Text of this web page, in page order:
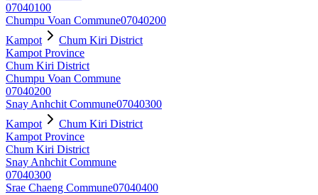
07040100
Chumpu Voan Commune07040200
Kampot
Chum Kiri District
Kampot Province
Chum Kiri District
Chumpu Voan Commune
07040200
Snay Anhchit Commune07040300
Kampot
Chum Kiri District
Kampot Province
Chum Kiri District
Snay Anhchit Commune
07040300
Srae Chaeng Commune07040400